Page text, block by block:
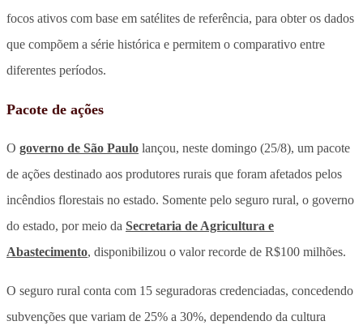
focos ativos com base em satélites de referência, para obter os dados
que compõem a série histórica e permitem o comparativo entre
diferentes períodos.
Pacote de ações
O governo de São Paulo lançou, neste domingo (25/8), um pacote
de ações destinado aos produtores rurais que foram afetados pelos
incêndios florestais no estado. Somente pelo seguro rural, o governo
do estado, por meio da Secretaria de Agricultura e
Abastecimento, disponibilizou o valor recorde de R$100 milhões.
O seguro rural conta com 15 seguradoras credenciadas, concedendo
subvenções que variam de 25% a 30%, dependendo da cultura